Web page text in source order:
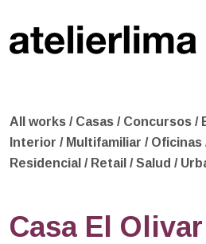
All works / Casas / Concursos /
Interior / Multifamiliar / Oficinas
Residencial / Retail / Salud /
Casa El Olivar